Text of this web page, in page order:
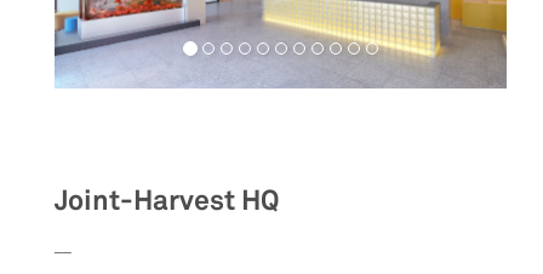
Joint-Harvest HQ